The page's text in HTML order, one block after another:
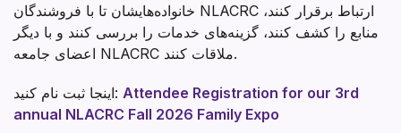
خانواده‌هایشان تا با فروشندگان NLACRC ارتباط برقرار کنند،
منابع را کشف کنند، گزینه‌های خدمات را بررسی کنند و با دیگر
اعضای جامعه NLACRC ملاقات کنند.
اینجا ثبت نام کنید: Attendee Registration for our 3rd
annual NLACRC Fall 2026 Family Expo